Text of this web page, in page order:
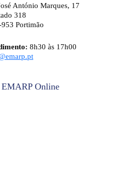
António Marques, 17
318
Portimão
8h30 às 17h00
EMARP Online